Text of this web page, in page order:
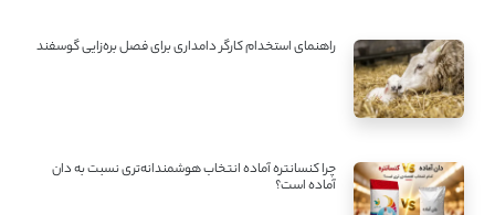
راهنمای استخدام کارگر دامداری برای فصل بره‌زایی گوسفند
چرا کنسانتره آماده انتخاب هوشمندانه‌تری نسبت به دان
آماده است؟